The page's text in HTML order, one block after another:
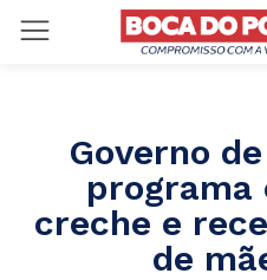
Governo
programa
creche e
de